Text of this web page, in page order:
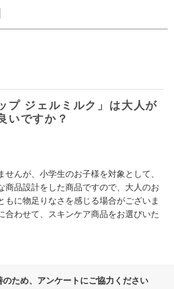
プ ジェルミルク」は大人が
いですか？
んが、小学生のお子様を対象として、
商品設計をした商品ですので、大人のお
もに物足りなさを感じる場合がございま
合わせて、スキンケア商品をお選びいた
ため、アンケートにご協力ください